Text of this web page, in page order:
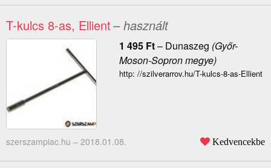
T-kulcs 8-as, Ellient– használt
1 495 Ft– Dunaszeg (Győr-
Moson-Sopron megye)
http: //szilverarrov.hu/T-kulcs-8-as-Ellient
szerszampiac.hu – 2018.01.08. Kedvencekbe